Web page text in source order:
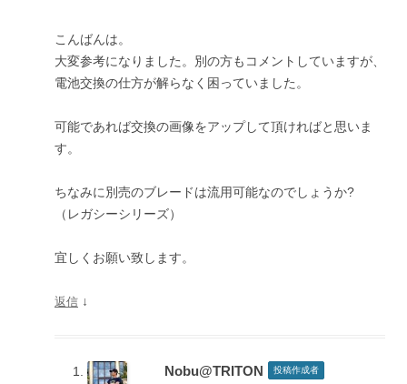
こんばんは。
大変参考になりました。別の方もコメントしていますが、
電池交換の仕方が解らなく困っていました。
可能であれば交換の画像をアップして頂ければと思いま
す。
ちなみに別売のブレードは流用可能なのでしょうか?
（レガシーシリーズ）
宜しくお願い致します。
返信 ↓
Nobu@TRITON 投稿作成者